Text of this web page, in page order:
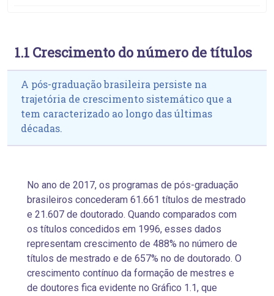
1.1 Crescimento do número de títulos
A pós-graduação brasileira persiste na
trajetória de crescimento sistemático que a
tem caracterizado ao longo das últimas
décadas.
No ano de 2017, os programas de pós-graduação
brasileiros concederam 61.661 títulos de mestrado
e 21.607 de doutorado. Quando comparados com
os títulos concedidos em 1996, esses dados
representam crescimento de 488% no número de
títulos de mestrado e de 657% no de doutorado. O
crescimento contínuo da formação de mestres e
de doutores fica evidente no Gráfico 1.1, que